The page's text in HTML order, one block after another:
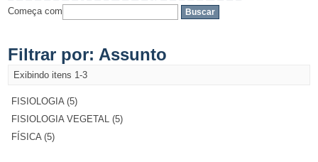
Começa com
Filtrar por: Assunto
Exibindo itens 1-3
FISIOLOGIA (5)
FISIOLOGIA VEGETAL (5)
FÍSICA (5)